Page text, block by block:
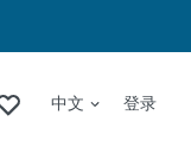
中文 登录